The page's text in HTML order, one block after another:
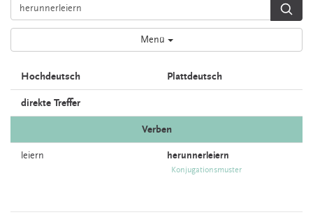
Menü
Hochdeutsch Plattdeutsch
direkte Treffer
Verben
leiern herunnerleiern
Konjugationsmuster